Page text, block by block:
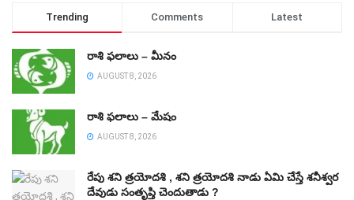
Trending Comments Latest
రాశి ఫలాలు – మీనం
AUGUST 8, 2026
రాశి ఫలాలు – మేషం
AUGUST 8, 2026
రేపు శని త్రయోదశి , శని త్రయోదశి నాడు ఏమి చేస్తే శనీశ్వర
దేవుడు సంతృప్తి చెందుతాడు ?